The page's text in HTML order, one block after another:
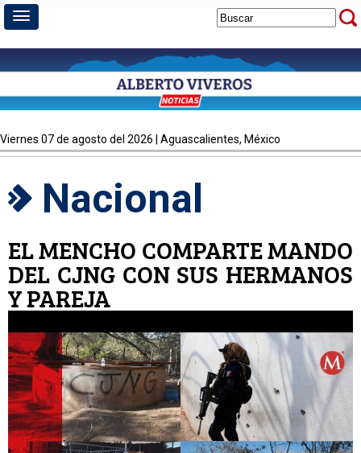
viernes 07 de agosto del 2026 | Aguascalientes, México
Nacional
EL MENCHO COMPARTE MANDO
DEL CJNG CON SUS HERMANOS
Y PAREJA